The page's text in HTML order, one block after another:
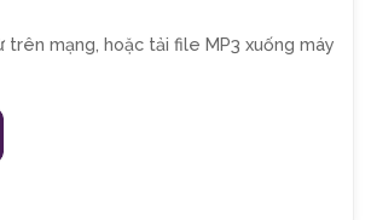
trên mạng, hoặc tải file MP3 xuống máy